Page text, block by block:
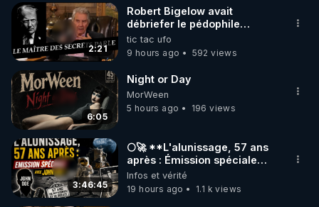
▶ 30 jours gratuit sur l’application de méditation et
de bien-être ENVOL :
Rendez-vous sur https://www.envol.app/code
le code : REGENERE
2:21
Robert Bigelow avait
débriefer le pédophile
génocidaire de donald j
trump
tic tac ufo
9 hours ago
592 views
6:05
Night or Day
MorWeen
5 hours ago
196 views
3:46:45
🌕🚀 **L'alunissage, 57 ans
après : Émission spéciale
avec John Doe !** 👨 🚀✨
Infos et vérité
19 hours ago
1.1 k views